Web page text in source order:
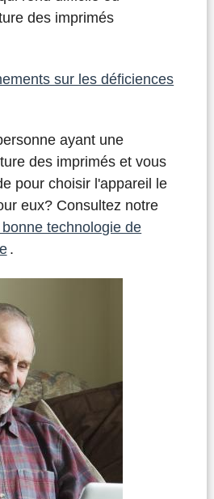
des imprimés
sur les déficiences
ayant une
des imprimés et vous
pour choisir l'appareil le
eux? Consultez notre
technologie de
.